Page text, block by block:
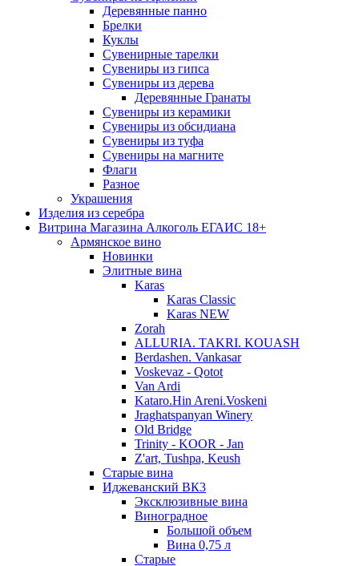
Деревянные панно
Брелки
Куклы
Сувенирные тарелки
Сувениры из гипса
Сувениры из дерева
Деревянные Гранаты
Сувениры из керамики
Сувениры из обсидиана
Сувениры из туфа
Сувениры на магните
Флаги
Разное
Украшения
Изделия из серебра
Витрина Магазина Алкоголь ЕГАИС 18+
Армянское вино
Новинки
Элитные вина
Karas
Karas Classic
Karas NEW
Zorah
ALLURIA. TAKRI. KOUASH
Berdashen. Vankasar
Voskevaz - Qotot
Van Ardi
Kataro.Hin Areni.Voskeni
Jraghatspanyan Winery
Old Bridge
Trinity - KOOR - Jan
Z'art, Tushpa, Keush
Старые вина
Иджеванский ВК3
Эксклюзивные вина
Виноградное
Большой объем
Вина 0,75 л
Старые